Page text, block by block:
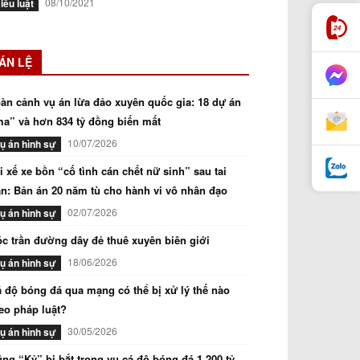
luật
LỆ
cảnh vụ án lừa đảo xuyên quốc gia: 18 dự án
và hơn 834 tỷ đồng biến mất
án hình sự 10/07/2026
xế xe bồn “cố tình cán chết nữ sinh” sau tai
Bản án 20 năm tù cho hành vi vô nhân đạo
án hình sự 02/07/2026
trần đường dây đẻ thuê xuyên biên giới
án hình sự 18/06/2026
độ bóng đá qua mạng có thể bị xử lý thế nào
pháp luật?
án hình sự 30/05/2026